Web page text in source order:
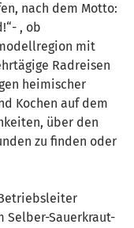
nach dem Motto:
, ob
mit
Radreisen
heimischer
Kochen auf dem
über den
zu finden oder
Selber-Sauerkraut-